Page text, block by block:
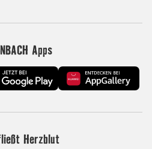
Apps
Herzblut